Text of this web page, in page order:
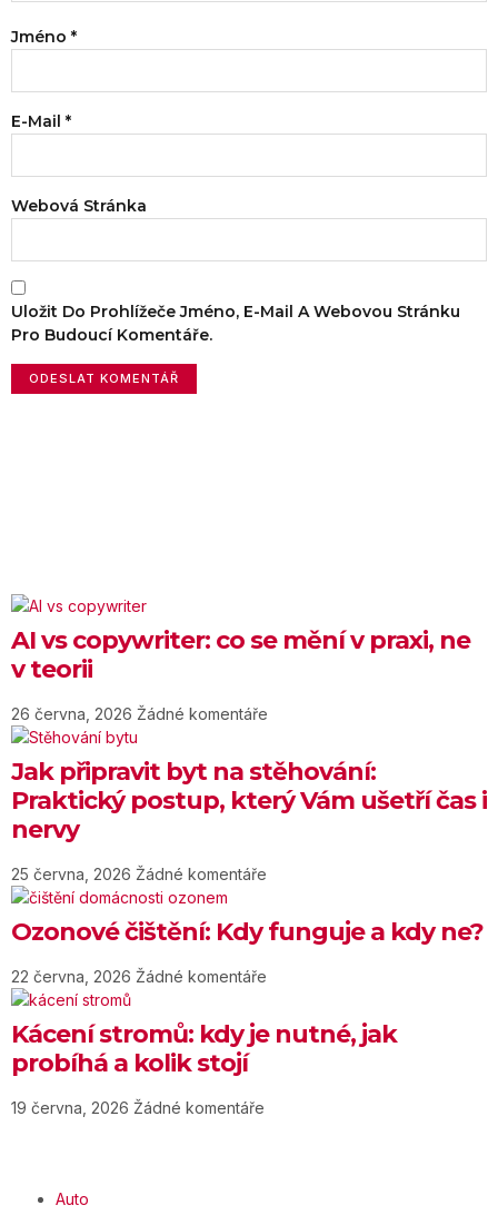
Jméno *
E-Mail *
Webová Stránka
Uložit Do Prohlížeče Jméno, E-Mail A Webovou Stránku
Pro Budoucí Komentáře.
AI vs copywriter: co se mění v praxi, ne
v teorii
26 června, 2026 Žádné komentáře
Jak připravit byt na stěhování:
Praktický postup, který Vám ušetří čas i
nervy
25 června, 2026 Žádné komentáře
Ozonové čištění: Kdy funguje a kdy ne?
22 června, 2026 Žádné komentáře
Kácení stromů: kdy je nutné, jak
probíhá a kolik stojí
19 června, 2026 Žádné komentáře
Auto